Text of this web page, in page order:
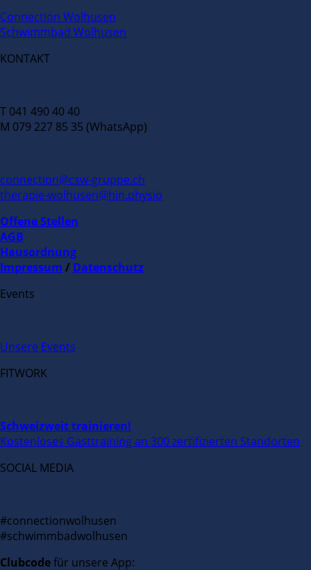
Connection Wolhusen
Schwimmbad Wolhusen
KONTAKT
T 041 490 40 40
M 079 227 85 35 (WhatsApp)
connection@csw-gruppe.ch
therapie-wolhusen@hin.physio
Offene Stellen
AGB
Hausordnung
Impressum / Datenschutz
Events
Unsere Events
FITWORK
Schweizweit trainieren!
Kostenloses Gasttraining an 300 zertifizierten Standorten
SOCIAL MEDIA
#connectionwolhusen
#schwimmbadwolhusen
Clubcodefür unsere App: